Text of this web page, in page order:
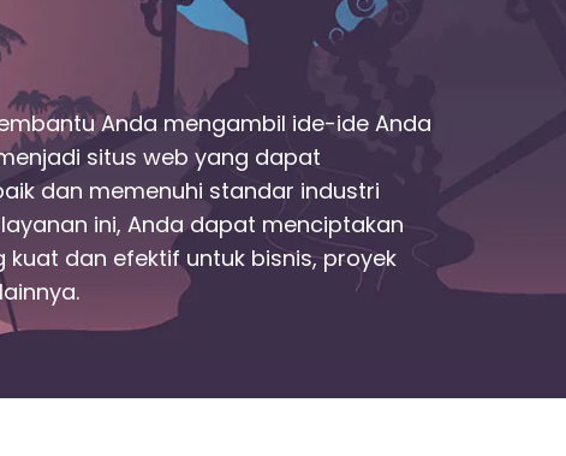
Anda mengambil ide-ide Anda
situs web yang dapat
dan memenuhi standar industri
ini, Anda dapat menciptakan
kuat dan efektif untuk bisnis, proyek